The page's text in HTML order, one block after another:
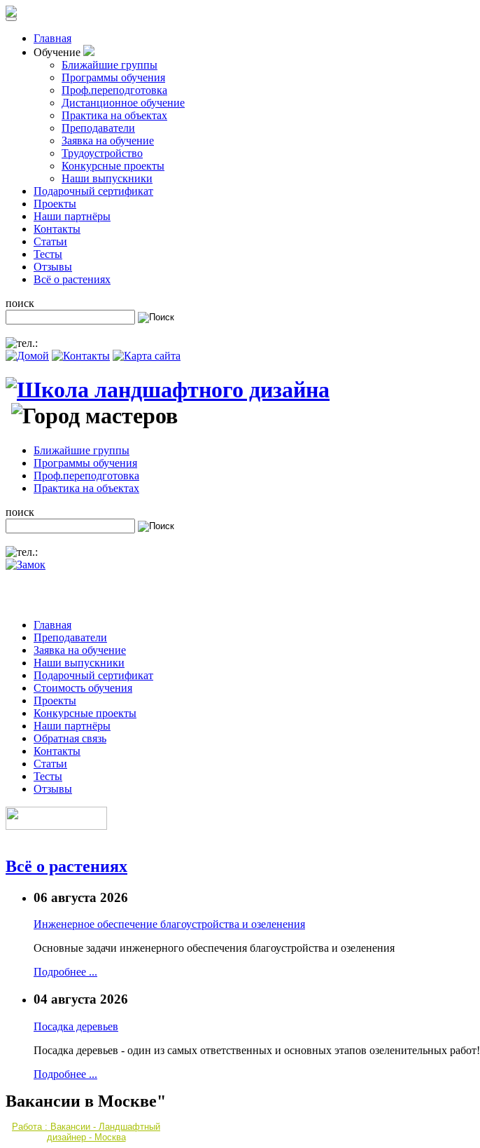
Главная
Обучение
Ближайшие группы
Программы обучения
Проф.переподготовка
Дистанционное обучение
Практика на объектах
Преподаватели
Заявка на обучение
Трудоустройство
Конкурсные проекты
Наши выпускники
Подарочный сертификат
Проекты
Наши партнёры
Контакты
Статьи
Тесты
Отзывы
Всё о растениях
поиск
Ближайшие группы
Программы обучения
Проф.переподготовка
Практика на объектах
поиск
Главная
Преподаватели
Заявка на обучение
Наши выпускники
Подарочный сертификат
Стоимость обучения
Проекты
Конкурсные проекты
Наши партнёры
Обратная связь
Контакты
Статьи
Тесты
Отзывы
Всё о растениях
06 августа 2026
Инженерное обеспечение благоустройства и озеленения
Основные задачи инженерного обеспечения благоустройства и озеленения
Подробнее ...
04 августа 2026
Посадка деревьев
Посадка деревьев - один из самых ответственных и основных этапов озеленительных работ!
Подробнее ...
Вакансии в Москве"
Работа : Вакансии - Ландшафтный
дизайнер - Москва